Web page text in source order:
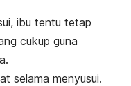
ibu tentu tetap
cukup guna
selama menyusui.